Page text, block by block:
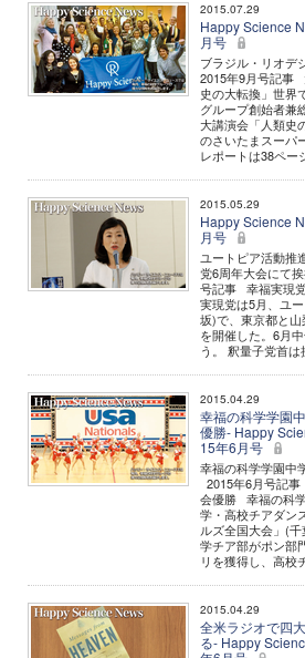
2015.07.29
Happy Science
月号
ブラジル・リオデ
2015年9月号記事
史の大転換」世
グループ創始者兼
大講演会「人類史
のさいたまスーパ
レポートは38ペー
2015.05.29
Happy Science
月号
ユートピア活動推
党6周年大会にて
号記事 幸福実現
実現党は5月、ユ
坂)で、東京都と
を開催した。6月
う。 釈量子党首は
2015.04.29
幸福の科学学園
優勝- Happy
15年6月号
幸福の科学学園中
2015年6月号記
会優勝 幸福の科
学・高校チアダン
ルズ全国大会」(
学チア部がポン部
リを獲得し、高校
2015.04.29
全米ラジオで四
る- Happy